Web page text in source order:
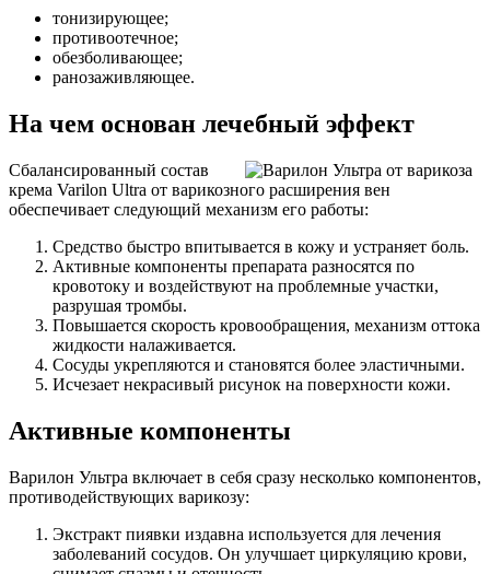
тонизирующее;
противоотечное;
обезболивающее;
ранозаживляющее.
На чем основан лечебный эффект
Сбалансированный состав
крема Varilon Ultra от варикозного расширения вен
обеспечивает следующий механизм его работы:
Средство быстро впитывается в кожу и устраняет боль.
Активные компоненты препарата разносятся по
кровотоку и воздействуют на проблемные участки,
разрушая тромбы.
Повышается скорость кровообращения, механизм оттока
жидкости налаживается.
Сосуды укрепляются и становятся более эластичными.
Исчезает некрасивый рисунок на поверхности кожи.
Активные компоненты
Варилон Ультра включает в себя сразу несколько компонентов,
противодействующих варикозу:
Экстракт пиявки издавна используется для лечения
заболеваний сосудов. Он улучшает циркуляцию крови,